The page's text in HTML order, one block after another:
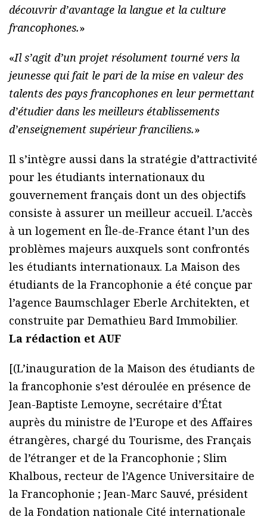
découvrir d’avantage la langue et la culture
francophones.»
«Il s’agit d’un projet résolument tourné vers la
jeunesse qui fait le pari de la mise en valeur des
talents des pays francophones en leur permettant
d’étudier dans les meilleurs établissements
d’enseignement supérieur franciliens.»
Il s’intègre aussi dans la stratégie d’attractivité
pour les étudiants internationaux du
gouvernement français dont un des objectifs
consiste à assurer un meilleur accueil. L’accès
à un logement en Île-de-France étant l’un des
problèmes majeurs auxquels sont confrontés
les étudiants internationaux. La Maison des
étudiants de la Francophonie a été conçue par
l’agence Baumschlager Eberle Architekten, et
construite par Demathieu Bard Immobilier.
La rédaction et AUF
[(L’inauguration de la Maison des étudiants de
la francophonie s’est déroulée en présence de
Jean-Baptiste Lemoyne, secrétaire d’État
auprès du ministre de l’Europe et des Affaires
étrangères, chargé du Tourisme, des Français
de l’étranger et de la Francophonie ; Slim
Khalbous, recteur de l’Agence Universitaire de
la Francophonie ; Jean-Marc Sauvé, président
de la Fondation nationale Cité internationale